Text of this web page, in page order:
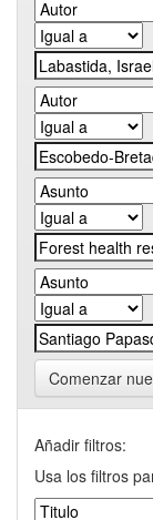
Comenzar
Añadir filtros:
Usa los filtros